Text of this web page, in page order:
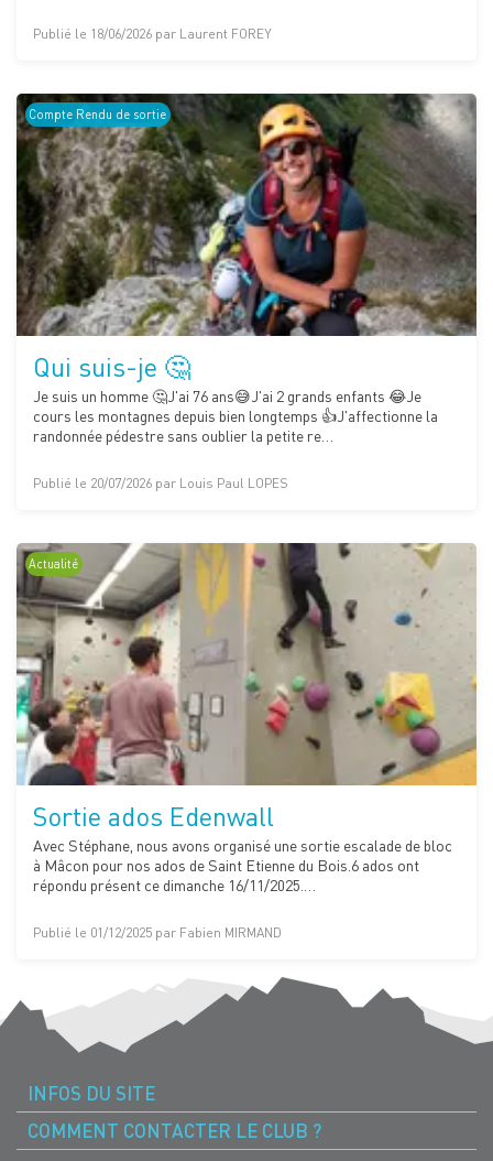
Publié le 18/06/2026 par Laurent FOREY
Compte Rendu de sortie
Qui suis-je 🤔
Je suis un homme 🤔J'ai 76 ans😅J'ai 2 grands enfants 😂Je
cours les montagnes depuis bien longtemps 👍J'affectionne la
randonnée pédestre sans oublier la petite re…
Publié le 20/07/2026 par Louis Paul LOPES
Actualité
Sortie ados Edenwall
Avec Stéphane, nous avons organisé une sortie escalade de bloc
à Mâcon pour nos ados de Saint Etienne du Bois.6 ados ont
répondu présent ce dimanche 16/11/2025.…
Publié le 01/12/2025 par Fabien MIRMAND
INFOS DU SITE
COMMENT CONTACTER LE CLUB ?